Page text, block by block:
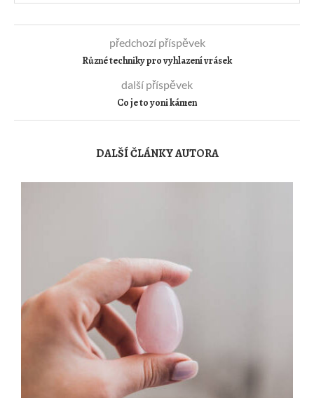
předchozí příspěvek
Různé techniky pro vyhlazení vrásek
další příspěvek
Co je to yoni kámen
DALŠÍ ČLÁNKY AUTORA